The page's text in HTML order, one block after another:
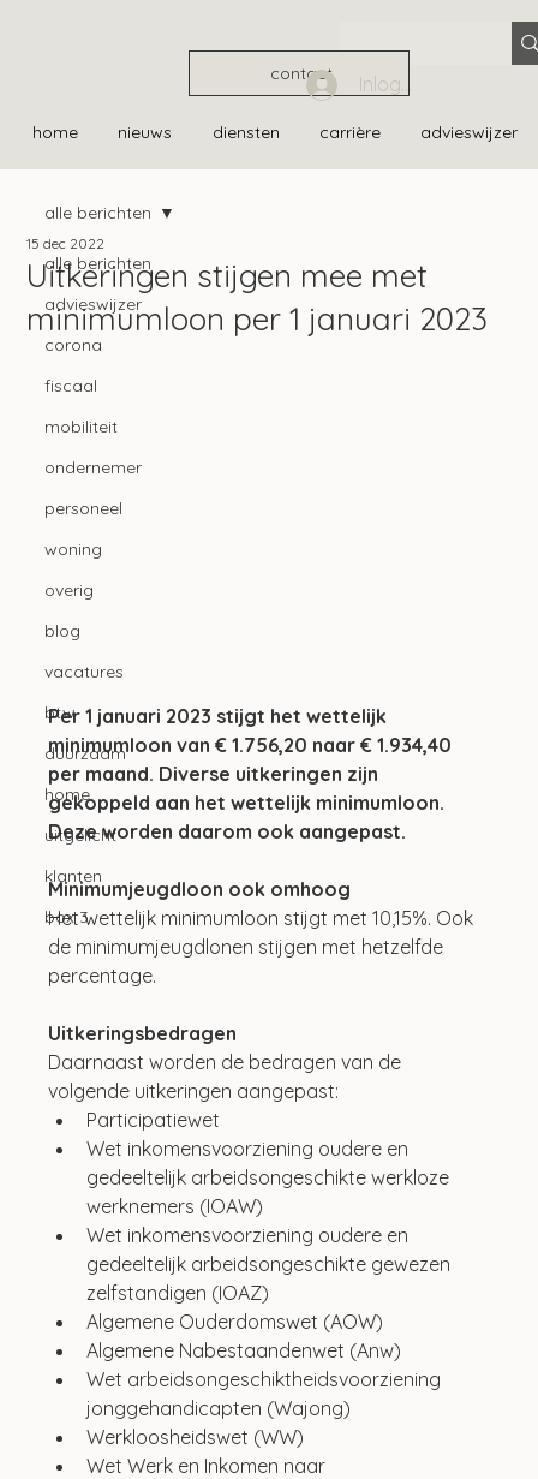
contact
home nieuws diensten carrière advieswijzer
Inloggen
alle berichten
advieswijzer
corona
fiscaal
mobiliteit
ondernemer
personeel
woning
overig
blog
vacatures
btw
duurzaam
home
uitgelicht
klanten
box 3
alle berichten
Uitkeringen stijgen mee met
minimumloon per 1 januari 2023
15 dec 2022
Per 1 januari 2023 stijgt het wettelijk
minimumloon van € 1.756,20 naar € 1.934,40
per maand. Diverse uitkeringen zijn
gekoppeld aan het wettelijk minimumloon.
Deze worden daarom ook aangepast.
Minimumjeugdloon ook omhoog
Het wettelijk minimumloon stijgt met 10,15%. Ook
de minimumjeugdlonen stijgen met hetzelfde
percentage.
Uitkeringsbedragen
Daarnaast worden de bedragen van de
volgende uitkeringen aangepast:
Participatiewet
Wet inkomensvoorziening oudere en
gedeeltelijk arbeidsongeschikte werkloze
werknemers (IOAW)
Wet inkomensvoorziening oudere en
gedeeltelijk arbeidsongeschikte gewezen
zelfstandigen (IOAZ)
Algemene Ouderdomswet (AOW)
Algemene Nabestaandenwet (Anw)
Wet arbeidsongeschiktheidsvoorziening
jonggehandicapten (Wajong)
Werkloosheidswet (WW)
Wet Werk en Inkomen naar